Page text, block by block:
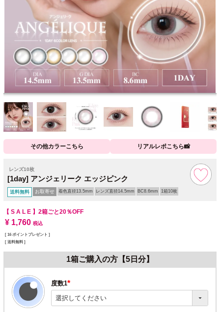
その他カラーこちら リアルレポこちら📸
レンズ10枚
[1day] アンジェリーク エッジピンク
送料無料 お取寄せ 着色直径13.5mm レンズ直径14.5mm BC8.6mm 1箱10枚
【 S A L E 】 2箱ごと20％OFF
¥ 1,760 税込
[ 16 ポイントプレゼント ]
送料無料
1箱ご購入の方【5日分】
度数1
(必
須)